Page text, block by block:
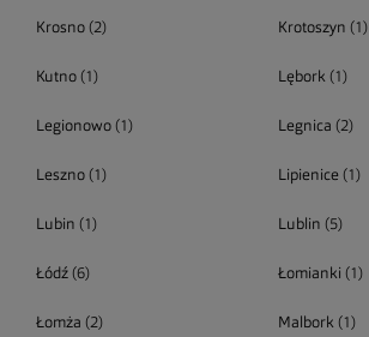
Krosno (2) Krotoszyn (1)
Kutno (1) Lębork(1)
Legionowo (1) Legnica (2)
Leszno (1) Lipienice (1)
Lubin (1) Lublin (5)
Łódź (6) Łomianki (1)
Łomża (2) Malbork(1)